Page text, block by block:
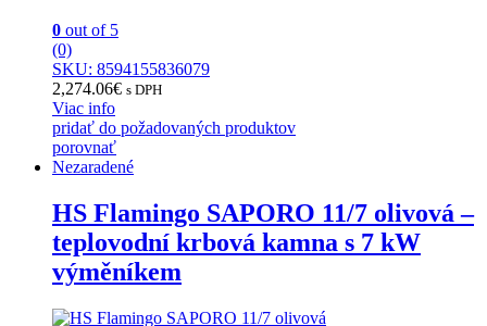
0 out of 5
(0)
SKU: 8594155836079
2,274.06€ s DPH
Viac info
pridať do požadovaných produktov
porovnať
Nezaradené
HS Flamingo SAPORO 11/7 olivová –
teplovodní krbová kamna s 7 kW
výměníkem